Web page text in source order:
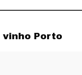
vinho Porto